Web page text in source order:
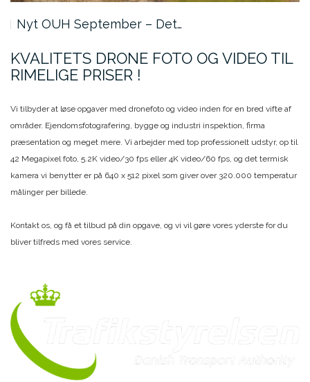
Nyt OUH September – Det…
KVALITETS DRONE FOTO OG VIDEO TIL
RIMELIGE PRISER !
Vi tilbyder at løse opgaver med dronefoto og video inden for en bred vifte af
områder. Ejendomsfotografering, bygge og industri inspektion, firma
præsentation og meget mere. Vi arbejder med top professionelt udstyr, op til
42 Megapixel foto, 5.2K video/30 fps eller 4K video/60 fps, og det termisk
kamera vi benytter er på 640 x 512 pixel som giver over 320.000 temperatur
målinger per billede.
Kontakt os, og få et tilbud på din opgave, og vi vil gøre vores yderste for du
bliver tilfreds med vores service.